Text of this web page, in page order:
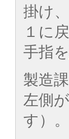
掛け
１に
手指を
製造
左側
す）